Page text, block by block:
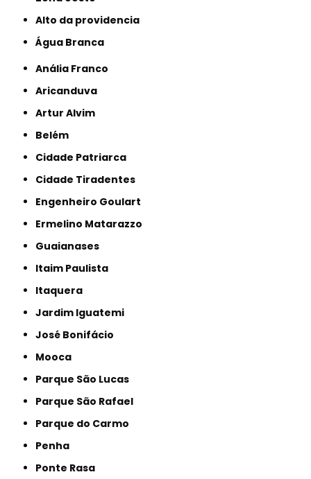
alto da providencia
Água Branca
Anália Franco
Aricanduva
Artur Alvim
Belém
Cidade Patriarca
Cidade Tiradentes
Engenheiro Goulart
Ermelino Matarazzo
Guaianases
Itaim Paulista
Itaquera
Jardim Iguatemi
José Bonifácio
Mooca
Parque São Lucas
Parque São Rafael
Parque do Carmo
Penha
Ponte Rasa